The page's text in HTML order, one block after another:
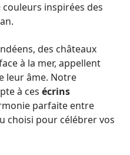
inspirées des
des châteaux
à la mer, appellent
leur âme. Notre
à ces écrins
parfaite entre
choisi pour célébrer vos